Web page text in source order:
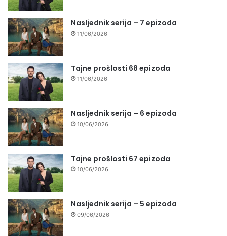
Nasljednik serija – 7 epizoda
11/06/2026
Tajne prošlosti 68 epizoda
11/06/2026
Nasljednik serija – 6 epizoda
10/06/2026
Tajne prošlosti 67 epizoda
10/06/2026
Nasljednik serija – 5 epizoda
09/06/2026